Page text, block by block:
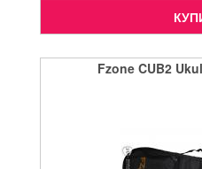
Fzone CUB2